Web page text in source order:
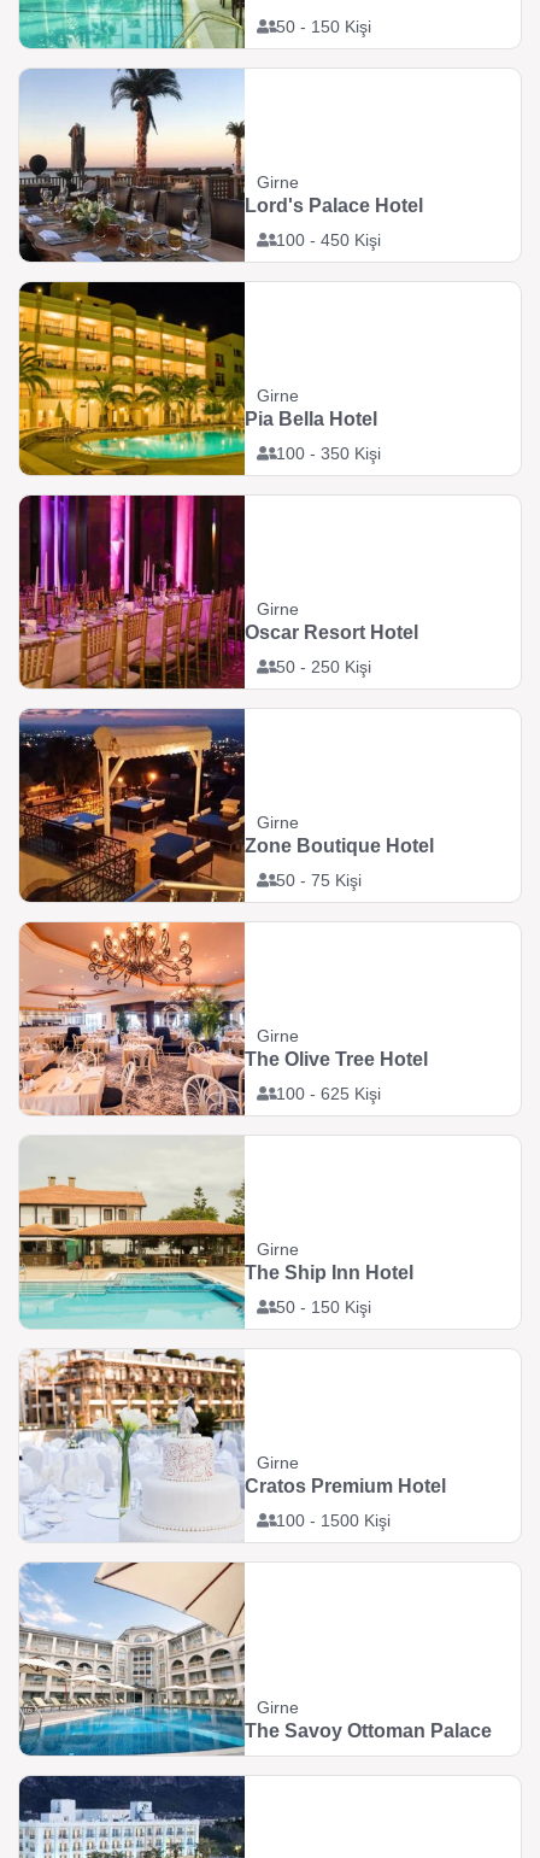
50 - 150 Kişi
Girne
100 - 450 Kişi
Lord's Palace Hotel
Girne
100 - 350 Kişi
Pia Bella Hotel
Girne
50 - 250 Kişi
Oscar Resort Hotel
Girne
50 - 75 Kişi
Zone Boutique Hotel
Girne
100 - 625 Kişi
The Olive Tree Hotel
Girne
50 - 150 Kişi
The Ship Inn Hotel
Girne
100 - 1500 Kişi
Cratos Premium Hotel
Girne
The Savoy Ottoman Palace